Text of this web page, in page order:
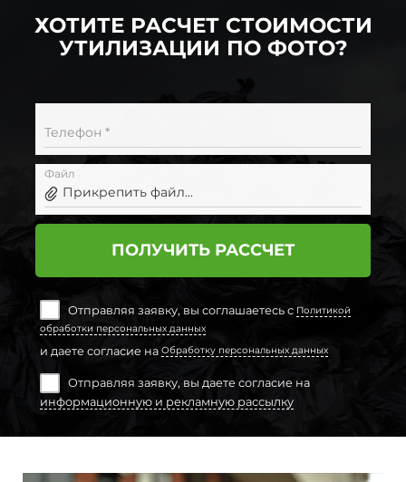
ХОТИТЕ РАСЧЕТ СТОИМОСТИ
УТИЛИЗАЦИИ ПО ФОТО?
Телефон *
Файл
Прикрепить файл...
ПОЛУЧИТЬ РАССЧЕТ
Отправляя заявку, вы соглашаетесь с Политикой
обработки персональных данных
и даете согласие на Обработку персональных данных
Отправляя заявку, вы даете согласие на
информационную и рекламную рассылку